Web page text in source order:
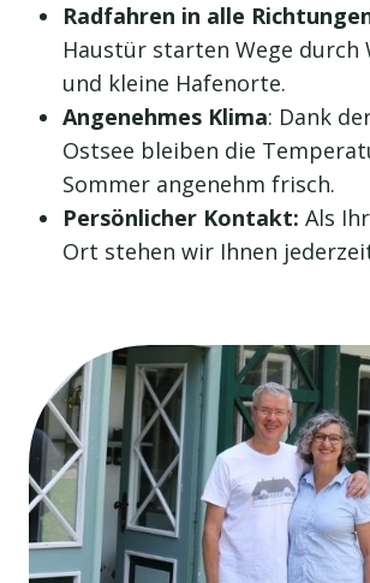
Radfahren in alle
Haustür starten Wege durch
und kleine Hafenorte.
Angenehmes Klima: Dank
Ostsee bleiben die
Sommer angenehm frisch.
Persönlicher Kontakt: Als
Ort stehen wir Ihnen